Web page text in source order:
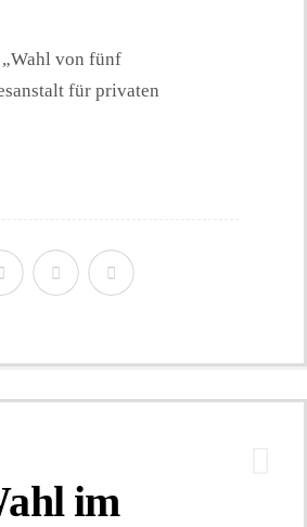
„Wahl von fünf
für privaten
im